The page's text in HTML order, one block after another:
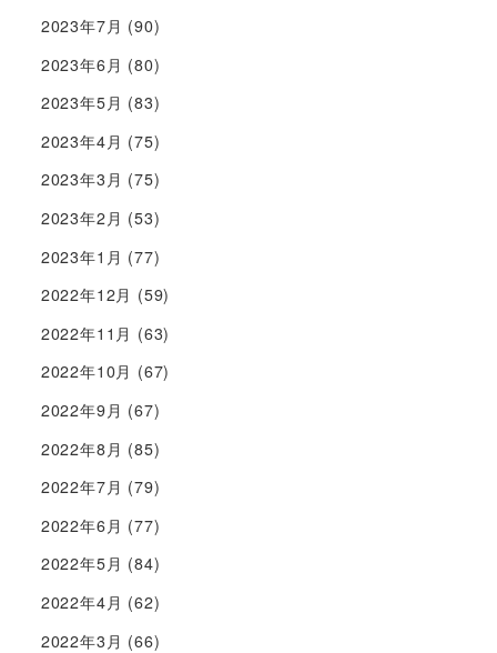
2023年7月 (90)
2023年6月 (80)
2023年5月 (83)
2023年4月 (75)
2023年3月 (75)
2023年2月 (53)
2023年1月 (77)
2022年12月 (59)
2022年11月 (63)
2022年10月 (67)
2022年9月 (67)
2022年8月 (85)
2022年7月 (79)
2022年6月 (77)
2022年5月 (84)
2022年4月 (62)
2022年3月 (66)